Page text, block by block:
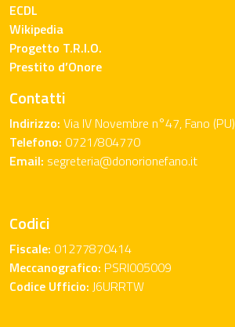
ECDL
Wikipedia
Progetto T.R.I.O.
Prestito d’Onore
Contatti
Indirizzo: Via IV Novembre n°47, Fano (PU)
Telefono: 0721/804770
Email: segreteria@donorionefano.it
Codici
Fiscale: 01277870414
Meccanografico: PSRI005009
Codice Ufficio: J6URRTW